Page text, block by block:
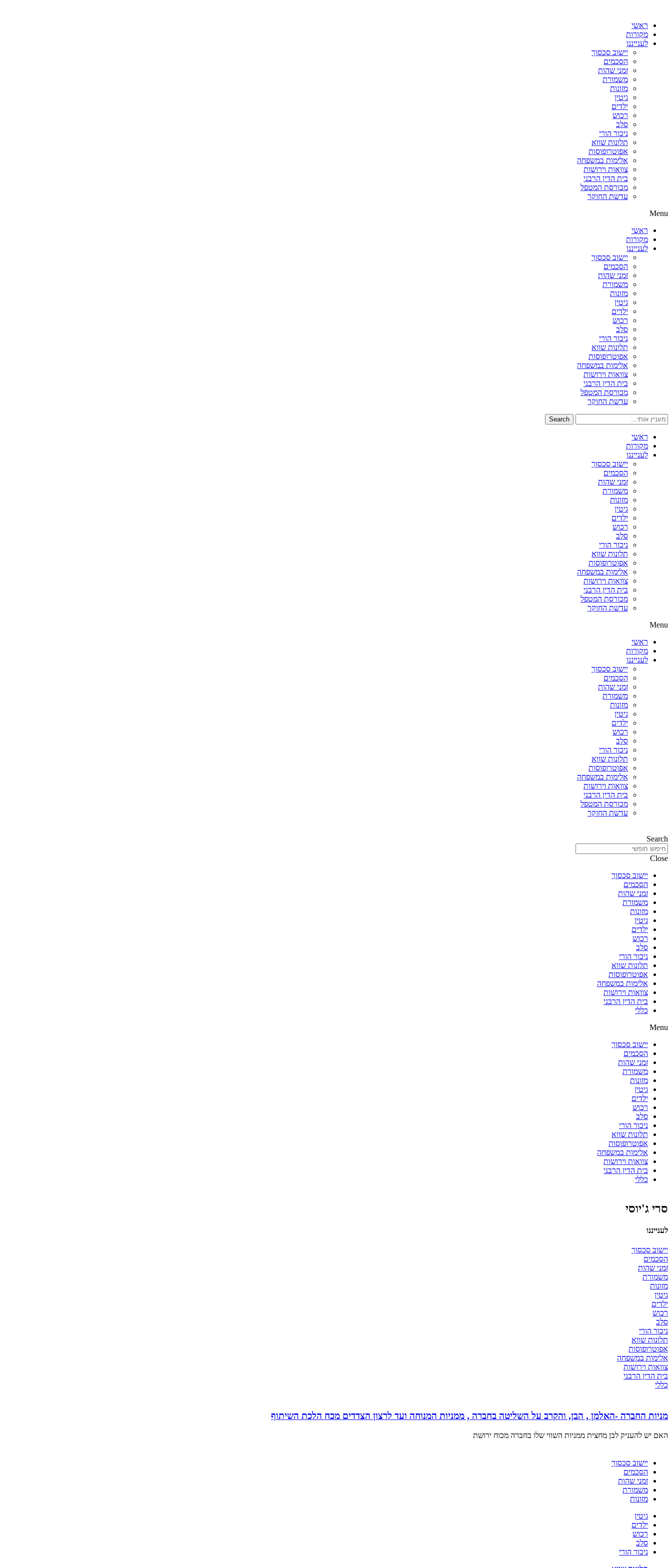
ראשי
מקורות
לענייננו
יישוב סכסוך
הסכמים
זמני שהות
משמורת
מזונות
גיטין
ילדים
רכוש
סלב
ניכור הורי
תלונות שווא
אפוטרופוסות
אלימות במשפחה
צוואות וירושות
בית הדין הרבני
מכורסת המטפל
עדשת החוקר
Menu
ראשי
מקורות
לענייננו
יישוב סכסוך
הסכמים
זמני שהות
משמורת
מזונות
גיטין
ילדים
רכוש
סלב
ניכור הורי
תלונות שווא
אפוטרופוסות
אלימות במשפחה
צוואות וירושות
בית הדין הרבני
מכורסת המטפל
עדשת החוקר
Search
ראשי
מקורות
לענייננו
יישוב סכסוך
הסכמים
זמני שהות
משמורת
מזונות
גיטין
ילדים
רכוש
סלב
ניכור הורי
תלונות שווא
אפוטרופוסות
אלימות במשפחה
צוואות וירושות
בית הדין הרבני
מכורסת המטפל
עדשת החוקר
Menu
ראשי
מקורות
לענייננו
יישוב סכסוך
הסכמים
זמני שהות
משמורת
מזונות
גיטין
ילדים
רכוש
סלב
ניכור הורי
תלונות שווא
אפוטרופוסות
אלימות במשפחה
צוואות וירושות
בית הדין הרבני
מכורסת המטפל
עדשת החוקר
Search
Close
יישוב סכסוך
הסכמים
זמני שהות
משמורת
מזונות
גיטין
ילדים
רכוש
סלב
ניכור הורי
תלונות שווא
אפוטרופוסות
אלימות במשפחה
צוואות וירושות
בית הדין הרבני
כללי
Menu
יישוב סכסוך
הסכמים
זמני שהות
משמורת
מזונות
גיטין
ילדים
רכוש
סלב
ניכור הורי
תלונות שווא
אפוטרופוסות
אלימות במשפחה
צוואות וירושות
בית הדין הרבני
כללי
סרי ג'יוסי
לענייננו
יישוב סכסוך
הסכמים
זמני שהות
משמורת
מזונות
גיטין
ילדים
רכוש
סלב
ניכור הורי
תלונות שווא
אפוטרופוסות
אלימות במשפחה
צוואות וירושות
בית הדין הרבני
כללי
מניות החברה -האלמן , הבן, והקרב על השליטה בחברה , ממניות המנוחה ועד לרצון הצדדים מכח הלכת השיתוף
האם יש להעניק לבן מחצית ממניות השווי שלו בחברה מכוח ירושת
יישוב סכסוך
הסכמים
זמני שהות
משמורת
מזונות
גיטין
ילדים
רכוש
סלב
ניכור הורי